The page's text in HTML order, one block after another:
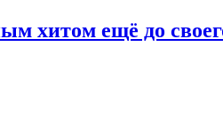
хитом ещё до